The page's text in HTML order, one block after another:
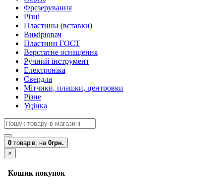
Фрезерування
Різці
Пластины (вставки)
Вимірювач
Пластини ГОСТ
Верстатне оснащення
Ручний інструмент
Електроніка
Свердла
Мітчики, плашки, центровки
Різне
Уцінка
0 товарів, на 0грн.
×
Кошик покупок